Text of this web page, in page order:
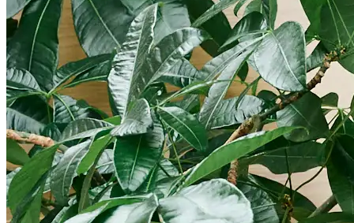
Loglass AI IR